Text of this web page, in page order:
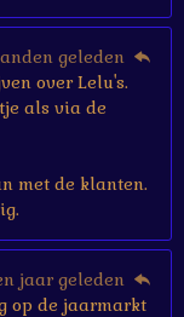
geleden
over Lelu's.
als via de
met de klanten.
jaar geleden
op de jaarmarkt